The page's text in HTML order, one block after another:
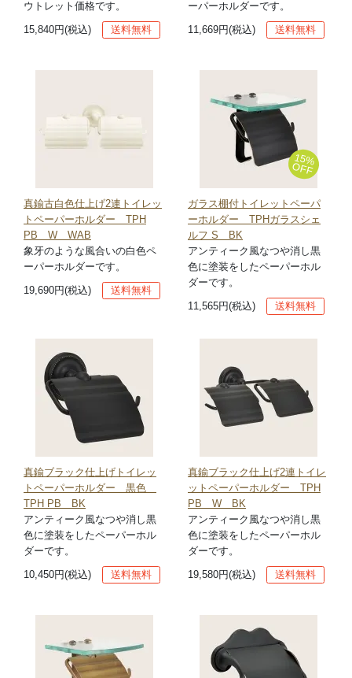
ウトレット価格です。
15,840円(税込)
送料無料
ーパーホルダーです。
11,669円(税込)
送料無料
真鍮古白色仕上げ2連トイレッ
トペーパーホルダー TPH
PB W WAB
象牙のような風合いの白色ペ
ーパーホルダーです。
19,690円(税込)
送料無料
15%
OFF
ガラス棚付トイレットペーパ
ーホルダー TPHガラスシェ
ルフ S BK
アンティーク風なつや消し黒
色に塗装をしたペーパーホル
ダーです。
11,565円(税込)
送料無料
真鍮ブラック仕上げトイレッ
トペーパーホルダー 黒色
TPH PB BK
アンティーク風なつや消し黒
色に塗装をしたペーパーホル
ダーです。
10,450円(税込)
送料無料
真鍮ブラック仕上げ2連トイレ
ットペーパーホルダー TPH
PB W BK
アンティーク風なつや消し黒
色に塗装をしたペーパーホル
ダーです。
19,580円(税込)
送料無料